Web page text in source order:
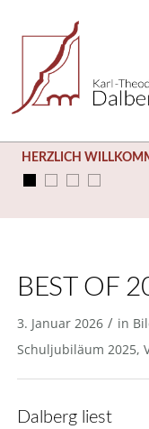
HERZLICH
BEST OF
3. Januar 2026 / in
Schuljubiläum 2025,
Dalberg liest